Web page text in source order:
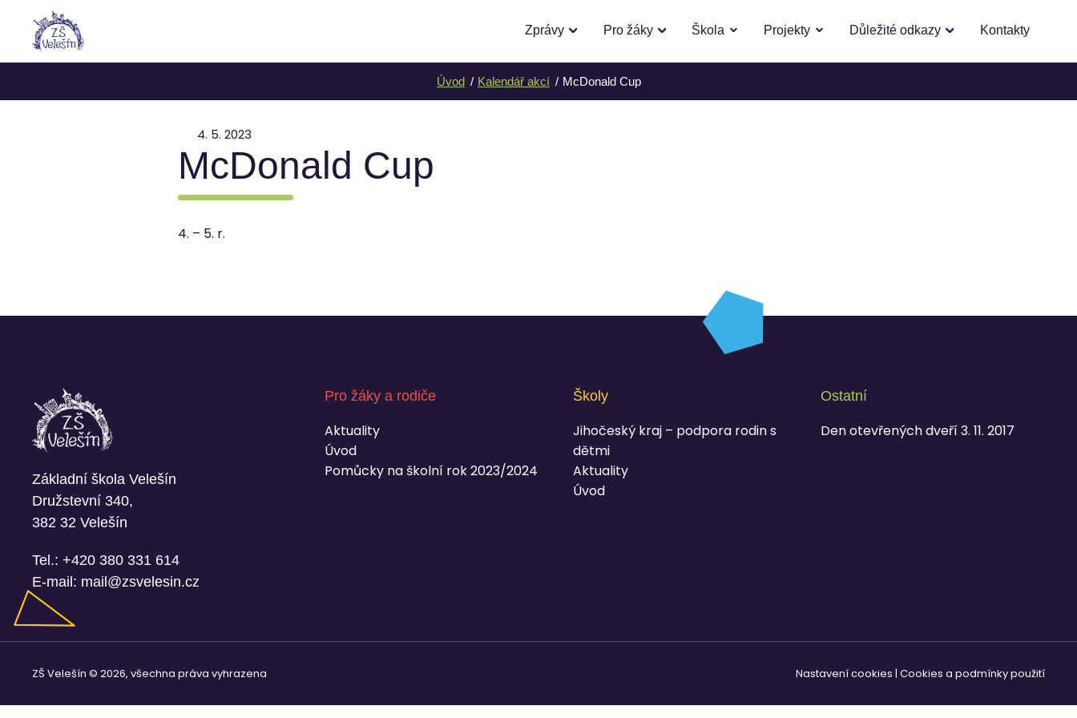
Zprávy Pro žáky Škola Projekty Důležité odkazy Kontakty
Úvod Kalendář akcí McDonald Cup
4. 5. 2023
McDonald Cup
4. – 5. r.
Základní škola Velešín
Družstevní 340,
382 32 Velešín
Tel.: +420 380 331 614
E-mail: mail@zsvelesin.cz
Pro žáky a rodiče
Aktuality
Úvod
Pomůcky na školní rok 2023/2024
Školy
Jihočeský kraj – podpora rodin s
dětmi
Aktuality
Úvod
Ostatní
Den otevřených dveří 3. 11. 2017
ZŠ Velešín © 2026, všechna práva vyhrazena Nastavení cookies | Cookies a podmínky použití